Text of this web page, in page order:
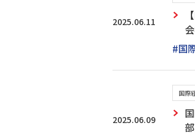
2025.06.11
#国
2025.06.09
国際